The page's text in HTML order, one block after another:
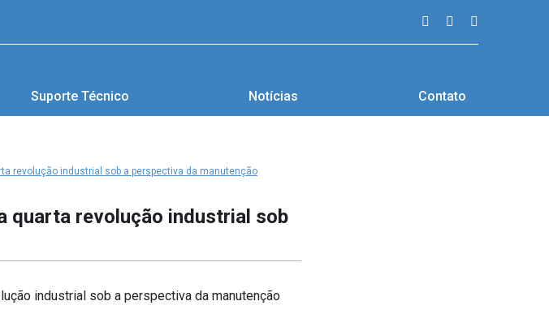
Suporte Técnico Notícias Contato
revolução industrial sob a perspectiva da manutenção
quarta revolução industrial sob